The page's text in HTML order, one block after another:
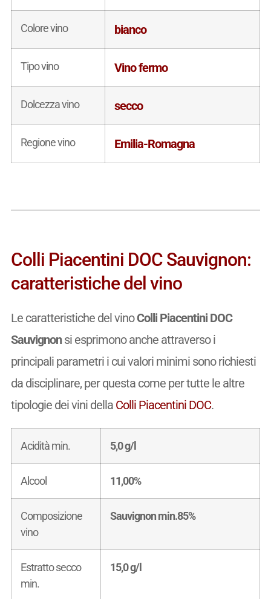
Colore vino bianco
Tipo vino Vino fermo
Dolcezza vino secco
Regione vino Emilia-Romagna
Colli Piacentini DOC Sauvignon:
caratteristiche del vino
Le caratteristiche del vinoColli Piacentini DOC
Sauvignonsi esprimono anche attraverso i
principali parametri i cui valori minimi sono richiesti
da disciplinare, per questa come per tutte le altre
tipologie dei vini della Colli Piacentini DOC.
Acidità min. 5,0 g/l
Alcool 11,00%
Composizione
vino
Sauvignon min.85%
Estratto secco
min.
15,0 g/l